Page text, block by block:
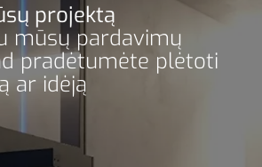
projektą
mūsų pardavimų
pradėtumėte plėtoti
ar idėją